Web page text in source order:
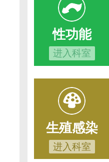
性功能
进入科室
生殖感染
进入科室